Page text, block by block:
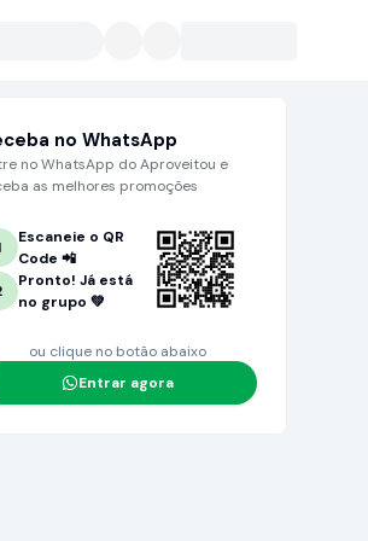
chance de não estar mais no valor anunciado!
no WhatsApp
no WhatsApp do Aproveitou e
as melhores promoções
Escaneie o QR
Code 📲
Pronto! Já está
no grupo 💚
ou clique no botão abaixo
Entrar agora